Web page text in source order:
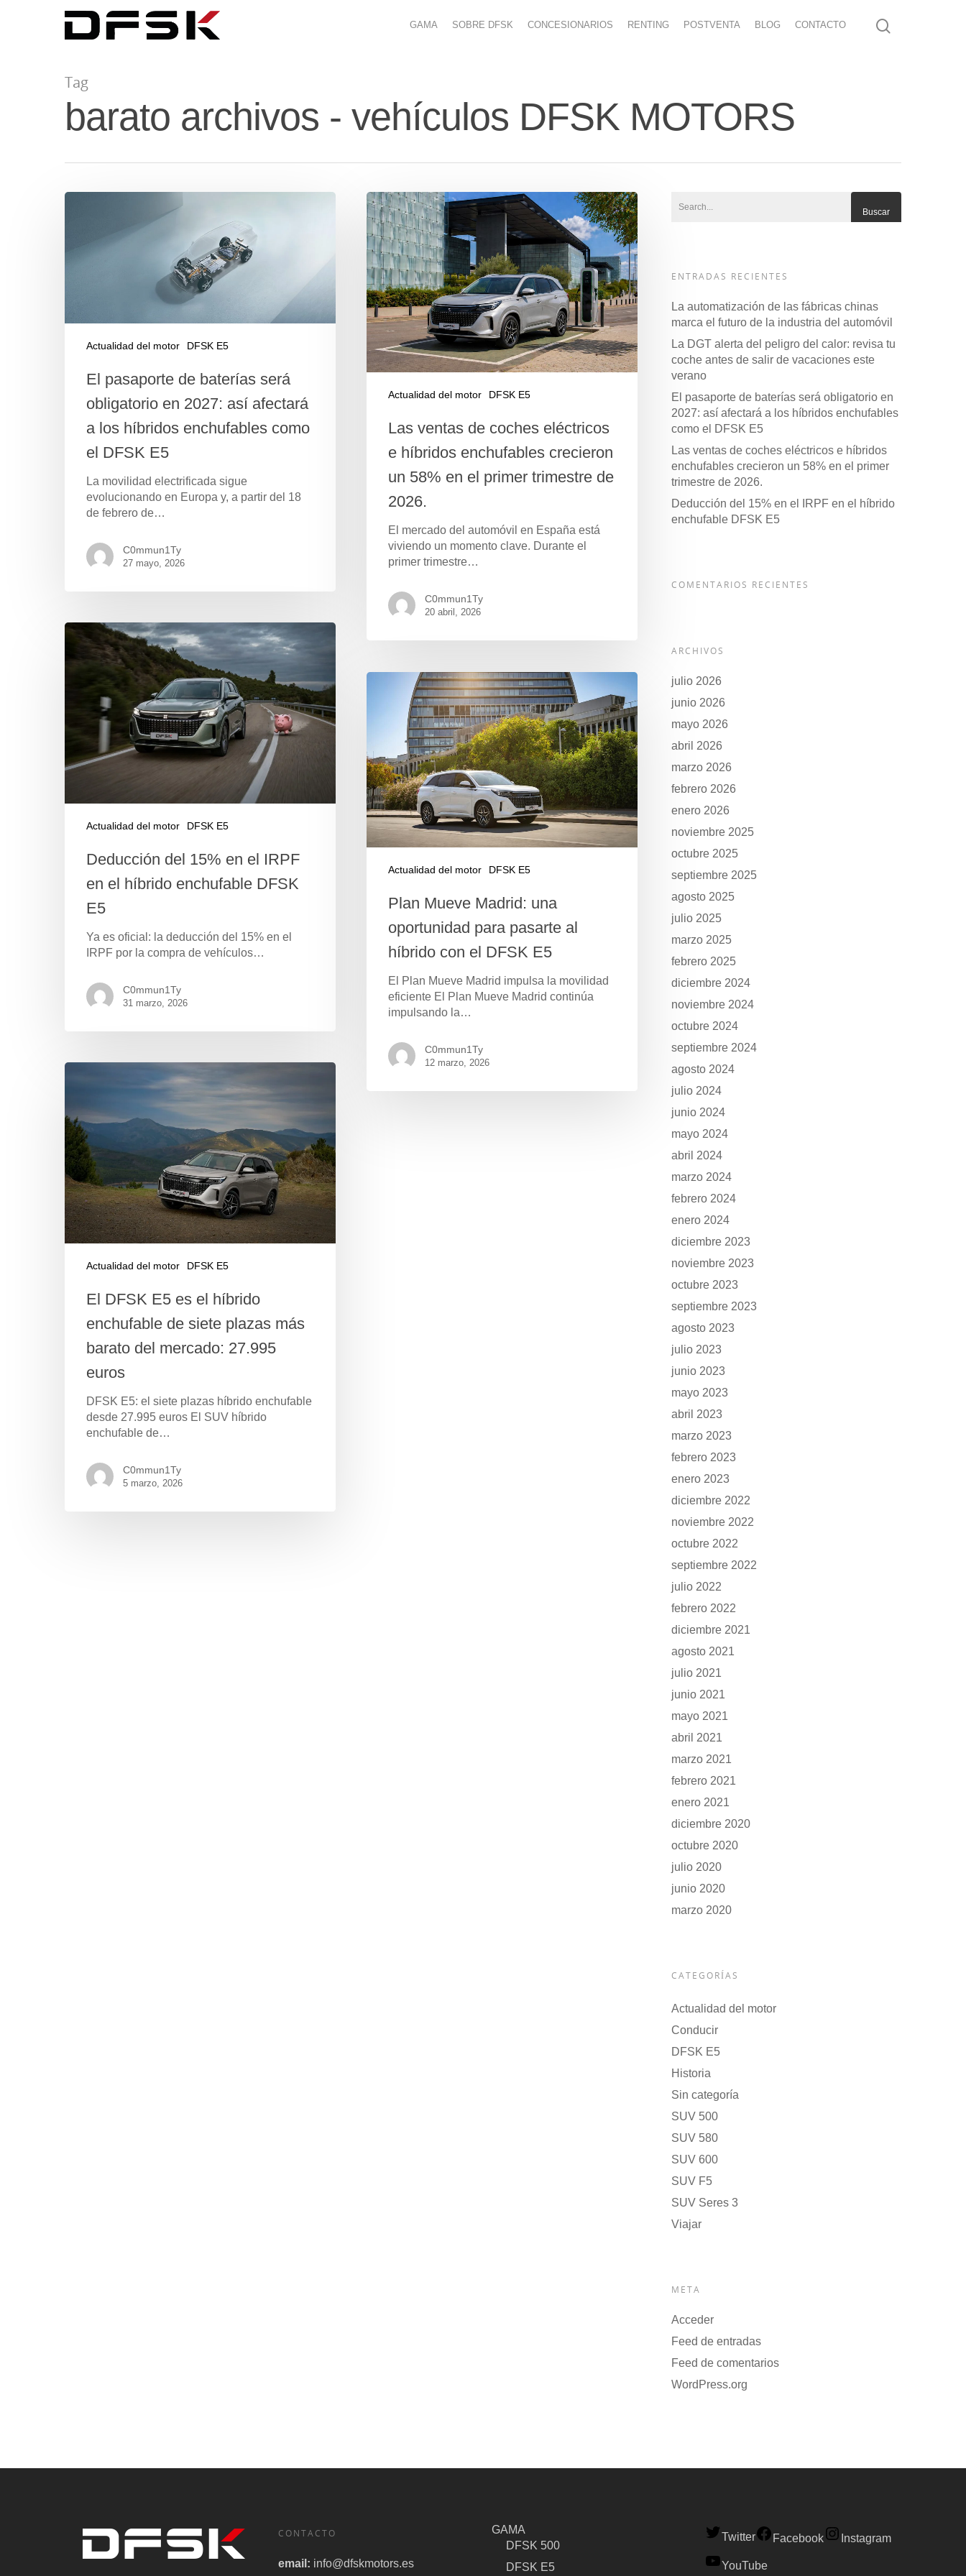
GAMA SOBRE DFSK CONCESIONARIOS RENTING POSTVENTA BLOG CONTACTO
Tag
barato archivos - vehículos DFSK MOTORS
Actualidad del motor DFSK E5
El pasaporte de baterías será
obligatorio en 2027: así afectará
a los híbridos enchufables como
el DFSK E5
La movilidad electrificada sigue
evolucionando en Europa y, a partir del 18
de febrero de…
C0mmun1Ty
27 mayo, 2026
Actualidad del motor DFSK E5
Las ventas de coches eléctricos
e híbridos enchufables crecieron
un 58% en el primer trimestre de
2026.
El mercado del automóvil en España está
viviendo un momento clave. Durante el
primer trimestre…
C0mmun1Ty
20 abril, 2026
Actualidad del motor DFSK E5
Deducción del 15% en el IRPF
en el híbrido enchufable DFSK
E5
Ya es oficial: la deducción del 15% en el
IRPF por la compra de vehículos…
C0mmun1Ty
31 marzo, 2026
Actualidad del motor DFSK E5
Plan Mueve Madrid: una
oportunidad para pasarte al
híbrido con el DFSK E5
El Plan Mueve Madrid impulsa la movilidad
eficiente El Plan Mueve Madrid continúa
impulsando la…
C0mmun1Ty
12 marzo, 2026
Actualidad del motor DFSK E5
El DFSK E5 es el híbrido
enchufable de siete plazas más
barato del mercado: 27.995
euros
DFSK E5: el siete plazas híbrido enchufable
desde 27.995 euros El SUV híbrido
enchufable de…
C0mmun1Ty
5 marzo, 2026
ENTRADAS RECIENTES
La automatización de las fábricas chinas
marca el futuro de la industria del automóvil
La DGT alerta del peligro del calor: revisa tu
coche antes de salir de vacaciones este
verano
El pasaporte de baterías será obligatorio en
2027: así afectará a los híbridos enchufables
como el DFSK E5
Las ventas de coches eléctricos e híbridos
enchufables crecieron un 58% en el primer
trimestre de 2026.
Deducción del 15% en el IRPF en el híbrido
enchufable DFSK E5
COMENTARIOS RECIENTES
ARCHIVOS
julio 2026
junio 2026
mayo 2026
abril 2026
marzo 2026
febrero 2026
enero 2026
noviembre 2025
octubre 2025
septiembre 2025
agosto 2025
julio 2025
marzo 2025
febrero 2025
diciembre 2024
noviembre 2024
octubre 2024
septiembre 2024
agosto 2024
julio 2024
junio 2024
mayo 2024
abril 2024
marzo 2024
febrero 2024
enero 2024
diciembre 2023
noviembre 2023
octubre 2023
septiembre 2023
agosto 2023
julio 2023
junio 2023
mayo 2023
abril 2023
marzo 2023
febrero 2023
enero 2023
diciembre 2022
noviembre 2022
octubre 2022
septiembre 2022
julio 2022
febrero 2022
diciembre 2021
agosto 2021
julio 2021
junio 2021
mayo 2021
abril 2021
marzo 2021
febrero 2021
enero 2021
diciembre 2020
octubre 2020
julio 2020
junio 2020
marzo 2020
CATEGORÍAS
Actualidad del motor
Conducir
DFSK E5
Historia
Sin categoría
SUV 500
SUV 580
SUV 600
SUV F5
SUV Seres 3
Viajar
META
Acceder
Feed de entradas
Feed de comentarios
WordPress.org
CONTACTO
email: info@dfskmotors.es
GAMA
DFSK 500
DFSK E5
Twitter Facebook Instagram
YouTube